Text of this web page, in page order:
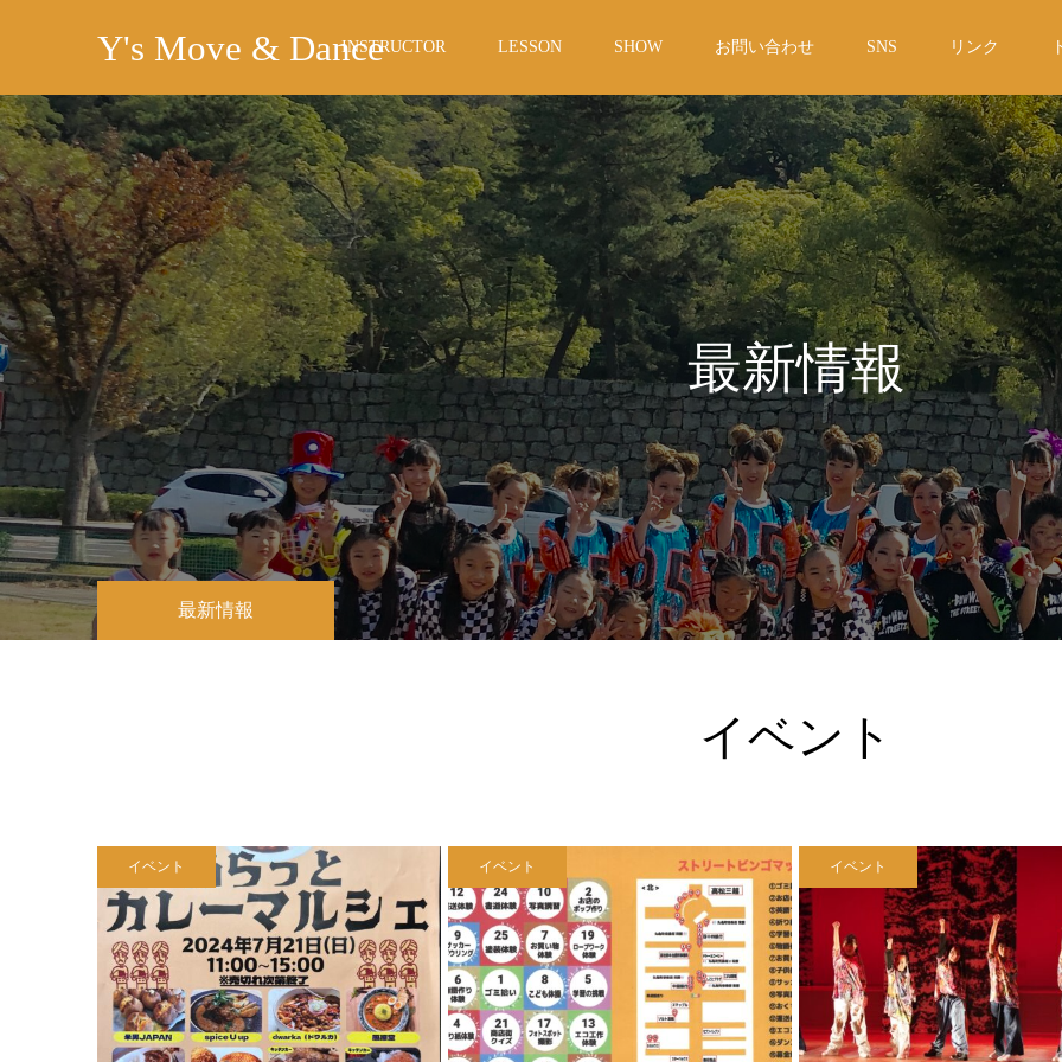
Y's Move & DanceINSTRUCTOR LESSON SHOW お問い合わせ SNS リンク
最新情報
最新情報
イベント
イベント イベント イベント